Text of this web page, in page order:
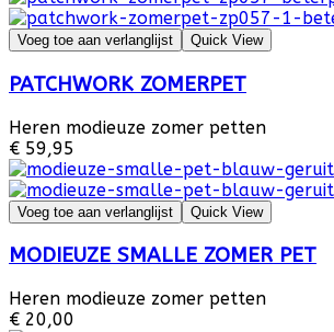
Voeg toe aan verlanglijst Quick View
PATCHWORK ZOMERPET
Heren modieuze zomer petten
€ 59,95
Voeg toe aan verlanglijst Quick View
MODIEUZE SMALLE ZOMER PET
Heren modieuze zomer petten
€ 20,00